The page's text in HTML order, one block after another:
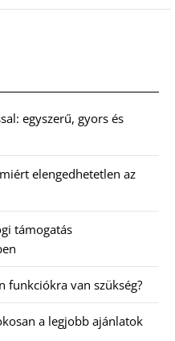
egyszerű, gyors és
elengedhetetlen az
támogatás
funkciókra van szükség?
a legjobb ajánlatok